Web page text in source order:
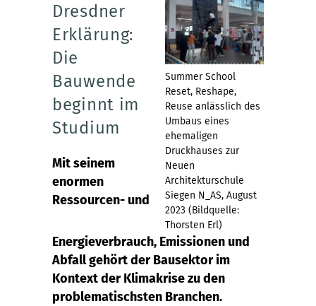
Summer School
Reset, Reshape,
Reuse anlässlich des
Umbaus eines
ehemaligen
Druckhauses zur
Neuen
Architekturschule
Siegen N_AS, August
2023 (Bildquelle:
Thorsten Erl)
Dresdner
Erklärung:
Die
Bauwende
beginnt im
Studium
Mit seinem
enormen
Ressourcen- und
Energieverbrauch, Emissionen und
Abfall gehört der Bausektor im
Kontext der Klimakrise zu den
problematischsten Branchen.